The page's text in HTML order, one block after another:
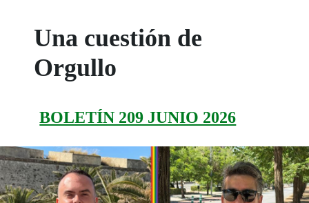
Una cuestión de
Orgullo
BOLETÍN 209 JUNIO 2026